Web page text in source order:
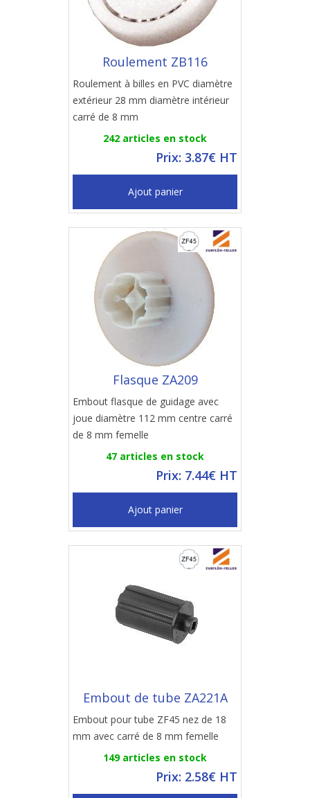
Roulement ZB116
Roulement à billes en PVC diamètre
extérieur 28 mm diamètre intérieur
carré de 8 mm
242 articles en stock
Prix: 3.87€ HT
Ajout panier
Flasque ZA209
Embout flasque de guidage avec
joue diamètre 112 mm centre carré
de 8 mm femelle
47 articles en stock
Prix: 7.44€ HT
Ajout panier
Embout de tube ZA221A
Embout pour tube ZF45 nez de 18
mm avec carré de 8 mm femelle
149 articles en stock
Prix: 2.58€ HT